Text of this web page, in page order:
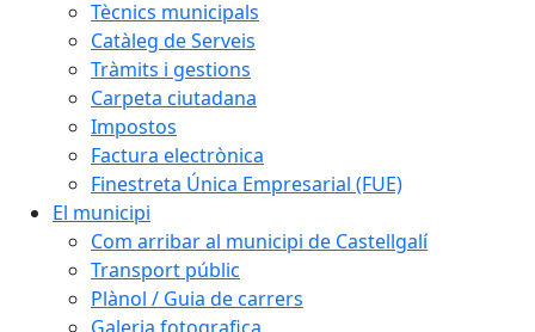
Tècnics municipals
Catàleg de Serveis
Tràmits i gestions
Carpeta ciutadana
Impostos
Factura electrònica
Finestreta Única Empresarial (FUE)
El municipi
Com arribar al municipi de Castellgalí
Transport públic
Plànol / Guia de carrers